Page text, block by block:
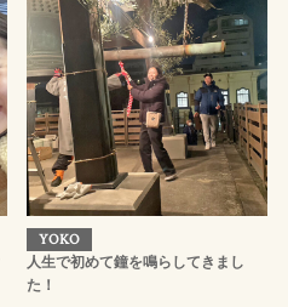
YOKO
人生で初めて鐘を鳴らしてきまし
た！